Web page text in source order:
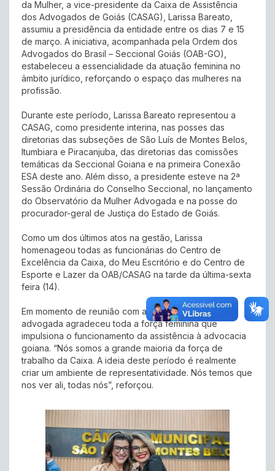
da Mulher, a vice-presidente da Caixa de Assistência
dos Advogados de Goiás (CASAG), Larissa Bareato,
assumiu a presidência da entidade entre os dias 7 e 15
de março. A iniciativa, acompanhada pela Ordem dos
Advogados do Brasil – Seccional Goiás (OAB-GO),
estabeleceu a essencialidade da atuação feminina no
âmbito jurídico, reforçando o espaço das mulheres na
profissão.
Durante este período, Larissa Bareato representou a
CASAG, como presidente interina, nas posses das
diretorias das subseções de São Luís de Montes Belos,
Itumbiara e Piracanjuba, das diretorias das comissões
temáticas da Seccional Goiana e na primeira Conexão
ESA deste ano. Além disso, a presidente esteve na 2ª
Sessão Ordinária do Conselho Seccional, no lançamento
do Observatório da Mulher Advogada e na posse do
procurador-geral de Justiça do Estado de Goiás.
Como um dos últimos atos na gestão, Larissa
homenageou todas as funcionárias do Centro de
Excelência da Caixa, do Meu Escritório e do Centro de
Esporte e Lazer da OAB/CASAG na tarde da última-sexta
feira (14).
Em momento de reunião com as colaboradoras, a
advogada agradeceu toda a força feminina que
impulsiona o funcionamento da assistência à advocacia
goiana. “Nós somos a grande maioria da força de
trabalho da Caixa. A ideia deste período é realmente
criar um ambiente de representatividade. Nós temos que
nos ver ali, todas nós”, reforçou.